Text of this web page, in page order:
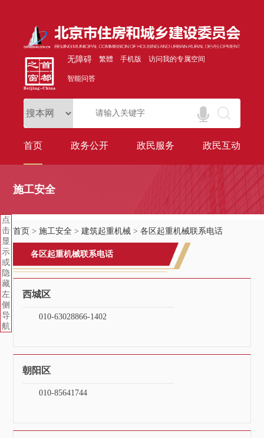
无障碍 繁體 手机版 访问我的专属空间
智能问答
首页 政务公开 政民服务 政民互动
施工安全
点
击
显
示
或
隐
藏
左
侧
导
航
首页 >施工安全 >建筑起重机械 >各区起重机械联系电话
各区起重机械联系电话
西城区
010-63028866-1402
朝阳区
010-85641744